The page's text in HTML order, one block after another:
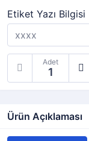
Etiket Yazı Bilgisi
Adet
Ürün Açıklaması